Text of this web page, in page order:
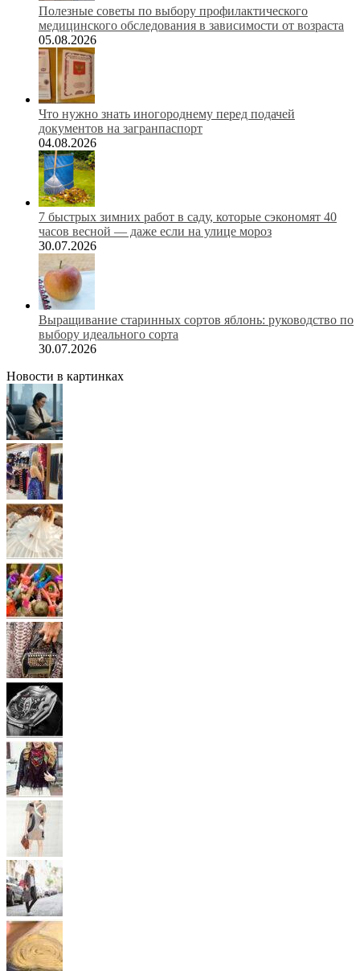
Полезные советы по выбору профилактического
медицинского обследования в зависимости от возраста
05.08.2026
Что нужно знать иногороднему перед подачей
документов на загранпаспорт
04.08.2026
7 быстрых зимних работ в саду, которые сэкономят 40
часов весной — даже если на улице мороз
30.07.2026
Выращивание старинных сортов яблонь: руководство по
выбору идеального сорта
30.07.2026
Новости в картинках